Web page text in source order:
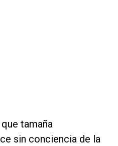
tamaña
sin conciencia de la